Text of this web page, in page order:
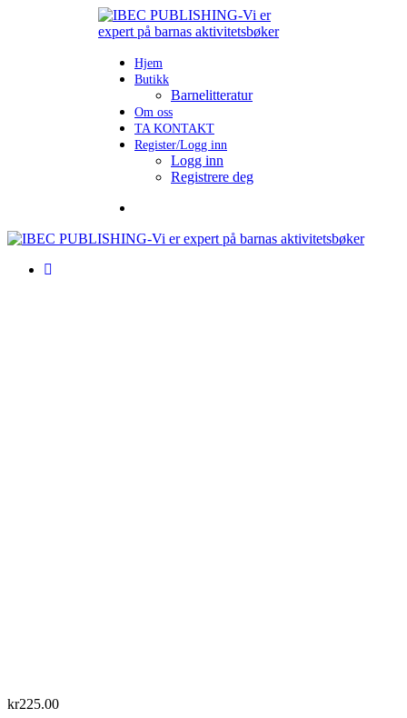
Hjem
Butikk
Barnelitteratur
Om oss
TA KONTAKT
Register/Logg inn
Logg inn
Registrere deg
kr225.00